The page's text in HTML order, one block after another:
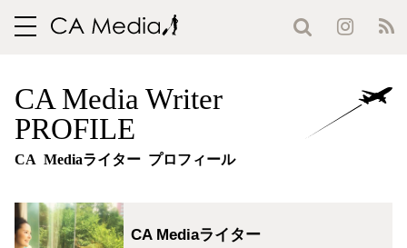
toggle
CA Media Writer
PROFILE
CA Mediaライター プロフィール
CA Mediaライター